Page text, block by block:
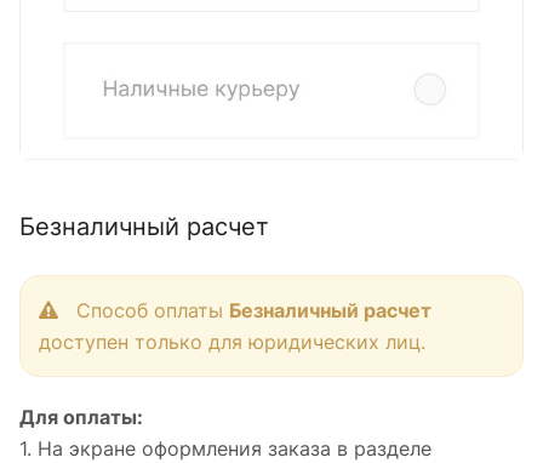
Безналичный расчет
Способ оплаты Безналичный расчет
доступен только для юридических лиц.
Для оплаты:
1. На экране оформления заказа в разделе